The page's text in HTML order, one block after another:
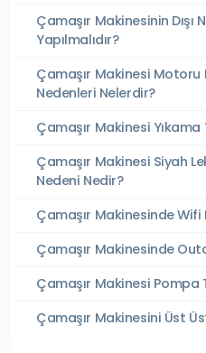
Çamaşır Makinesinin Dışı
Yapılmalıdır?
Çamaşır Makinesi Motoru
Nedenleri Nelerdir?
Çamaşır Makinesi
Çamaşır Makinesi Siyah
Nedeni Nedir?
Çamaşır Makinesinde Wifi
Çamaşır Makinesinde
Çamaşır Makinesi Pompa
Çamaşır Makinesini Üst